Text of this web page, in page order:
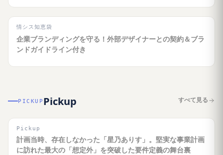
情シス知恵袋
企業ブランディングを守る！外部デザイナーとの契約＆ブラ
ンドガイドライン付き
PICKUP Pickup すべて見る
Pickup
計画当時、存在しなかった「星乃ありす」。堅実な事業計画
に訪れた最大の「想定外」を突破した要件定義の舞台裏